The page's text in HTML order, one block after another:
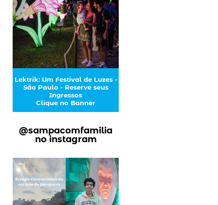
Lektrik: Um Festival de Luzes -
São Paulo - Reserve seus
Ingressos
Clique no Banner
@sampacomfamilia
no instagram